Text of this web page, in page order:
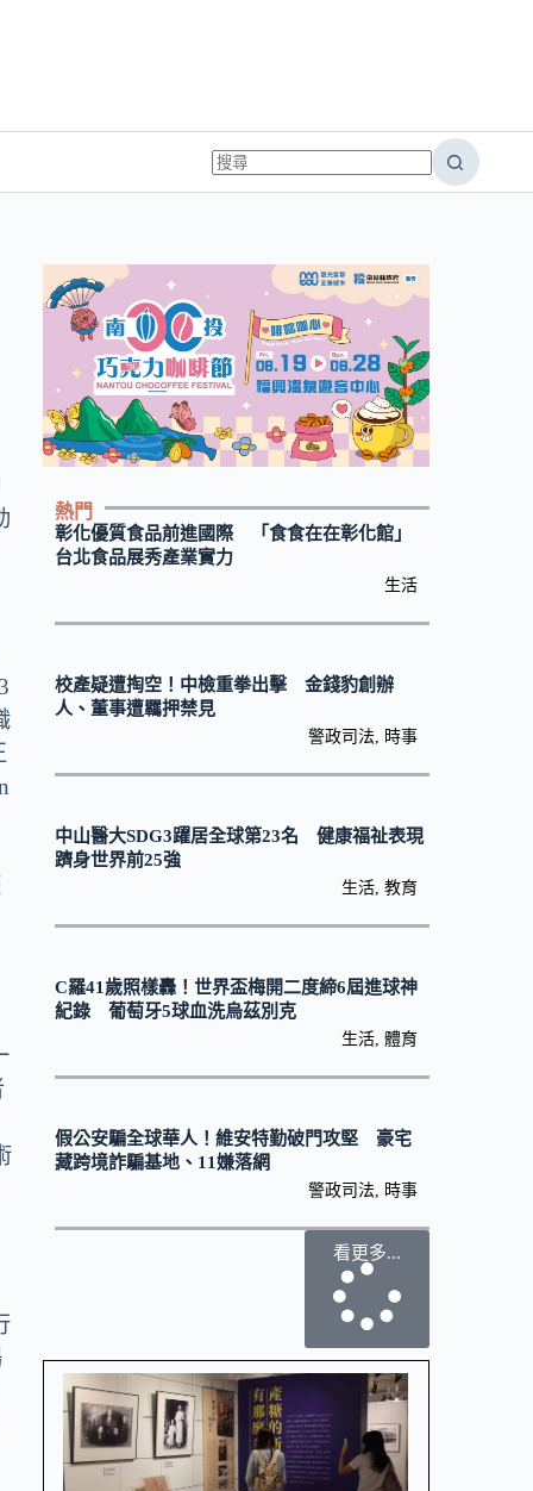
熱門
彰化優質食品前進國際 「食食在在彰化館」
台北食品展秀產業實力
生活
校產疑遭掏空！中檢重拳出擊 金錢豹創辦
人、董事遭羈押禁見
警政司法, 時事
中山醫大SDG3躍居全球第23名 健康福祉表現
躋身世界前25強
生活, 教育
C羅41歲照樣轟！世界盃梅開二度締6屆進球神
紀錄 葡萄牙5球血洗烏茲別克
生活, 體育
假公安騙全球華人！維安特勤破門攻堅 豪宅
藏跨境詐騙基地、11嫌落網
警政司法, 時事
看更多...